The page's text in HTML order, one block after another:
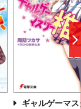
ギャルゲーマス